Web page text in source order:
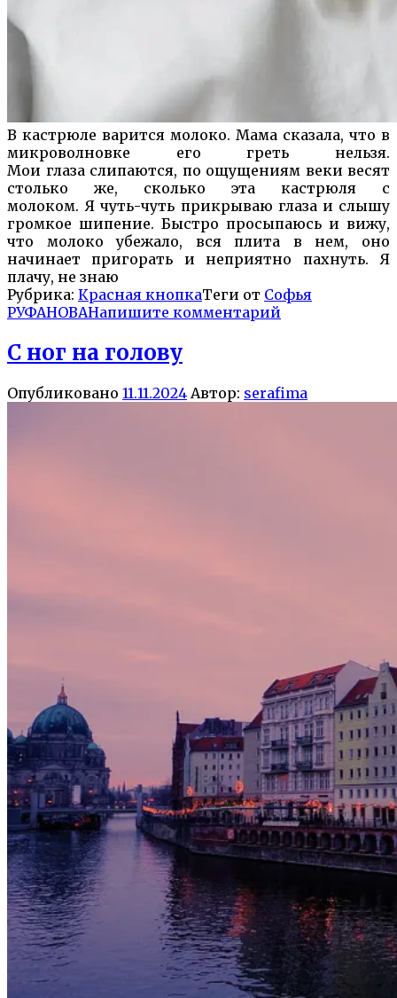
В кастрюле варится молоко. Мама сказала, что в
микроволновке его греть нельзя.
Мои глаза слипаются, по ощущениям веки весят
столько же, сколько эта кастрюля с
молоком. Я чуть-чуть прикрываю глаза и слышу
громкое шипение. Быстро просыпаюсь и вижу,
что молоко убежало, вся плита в нем, оно
начинает пригорать и неприятно пахнуть. Я
плачу, не знаю
Рубрика: Красная кнопкаТеги от Софья
РУФАНОВАНапишите комментарий
С ног на голову
Опубликовано 11.11.2024 Автор: serafima